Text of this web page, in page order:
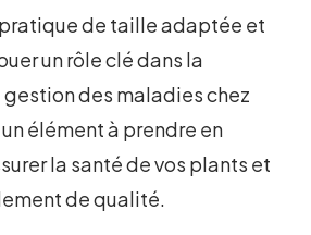
pratique de taille adaptée et
un rôle clé dans la
des maladies chez
élément à prendre en
la santé de vos plants et
de qualité.